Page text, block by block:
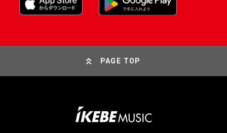
PAGE TOP